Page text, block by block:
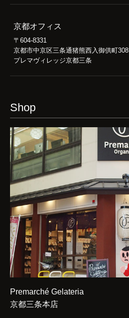
京都オフィス
〒604-8331
京都市中京区三条通猪熊西入御供町308
プレマヴィレッジ京都三条
Shop
Premarché Gelateria
京都三条本店